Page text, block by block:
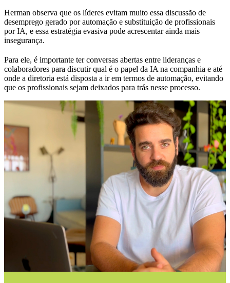
Herman observa que os líderes evitam muito essa discussão de
desemprego gerado por automação e substituição de profissionais
por IA, e essa estratégia evasiva pode acrescentar ainda mais
insegurança.
Para ele, é importante ter conversas abertas entre lideranças e
colaboradores para discutir qual é o papel da IA na companhia e até
onde a diretoria está disposta a ir em termos de automação, evitando
que os profissionais sejam deixados para trás nesse processo.